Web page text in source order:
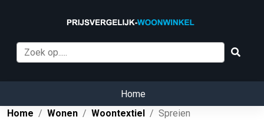
Home
Home
Wonen Woontextiel Spreien